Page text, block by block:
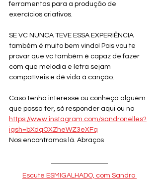
ferramentas para a produção de
exercícios criativos.
SE VC NUNCA TEVE ESSA EXPERIÊNCIA
também é muito bem vindo! Pois vou te
provar que vc também é capaz de fazer
com que melodia e letra sejam
compatíveis e dê vida à canção.
Caso tenha interesse ou conheça alguém
que possa ter, só responder aqui ou no
https://www.instagram.com/sandronelles?
igsh=bXdqOXZheWZ3eXFq
Nos encontramos lá. Abraços
Escute ESMIGALHADO, com Sandro